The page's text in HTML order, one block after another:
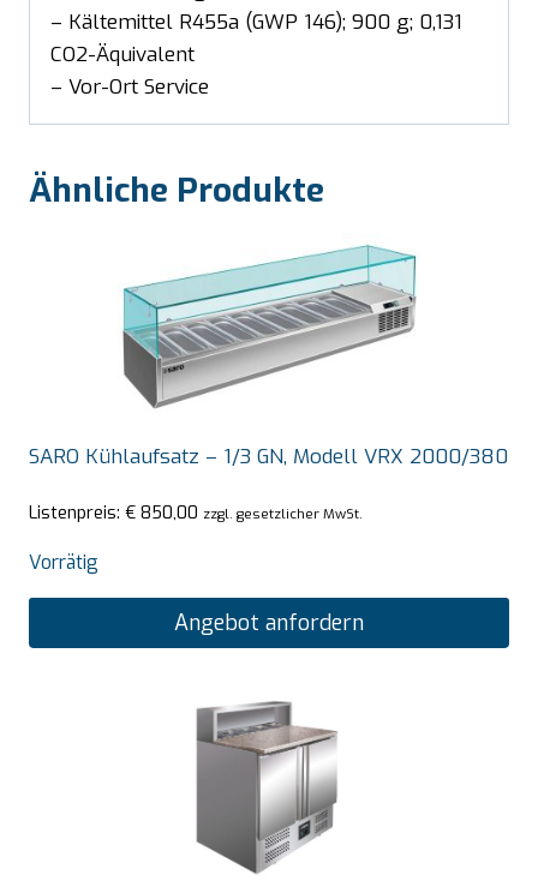
– Kältemittel R455a (GWP 146); 900 g; 0,131
CO2-Äquivalent
– Vor-Ort Service
Ähnliche Produkte
SARO Kühlaufsatz – 1/3 GN, Modell VRX 2000/380
Listenpreis: € 850,00 zzgl. gesetzlicher MwSt.
Vorrätig
Angebot anfordern